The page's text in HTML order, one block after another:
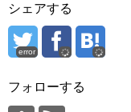
シェアする
error
フォローする